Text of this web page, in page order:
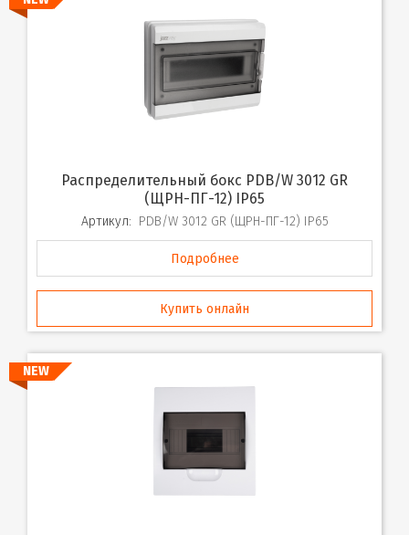
Распределительный бокс PDB/W 3012 GR
(ЩРН-ПГ-12) IP65
Артикул: PDB/W 3012 GR (ЩРН-ПГ-12) IP65
Подробнее
Купить онлайн
NEW